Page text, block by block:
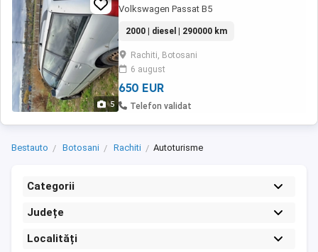
5
Volkswagen Passat B5
2000 | diesel | 290000 km
Rachiti, Botosani
6 august
650 EUR
Telefon validat
Bestauto Botosani Rachiti Autoturisme
Categorii
Județe
Localități